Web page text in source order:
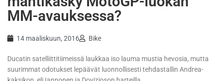
MM-avauksessa?
14 maaliskuun, 2016 Bike
Ducatin satelliittitiimeissä laukkaa iso lauma mustia hevosia, mutta
suurimmat odotukset lepäävät luonnollisesti tehdastallin Andrea-